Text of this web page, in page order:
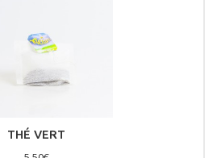
THÉ VERT